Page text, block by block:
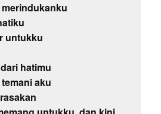
untukku
hatimu
aku